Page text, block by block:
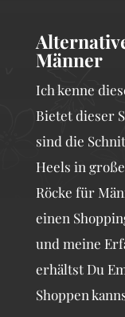
Männer
Ich kenne
Bietet dieser
sind die
Heels in
Röcke für
einen
und meine
erhältst Du
Shoppen